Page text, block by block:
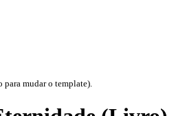
para mudar o template).